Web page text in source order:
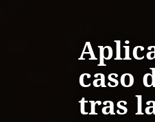
caso
tras